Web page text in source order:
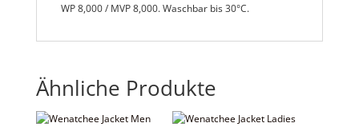
WP 8,000 / MVP 8,000. Waschbar bis 30°C.
Ähnliche Produkte